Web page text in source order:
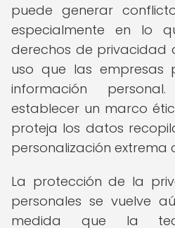
puede generar
especialmente en lo
derechos de privacidad
uso que las empresas
información
establecer un marco
proteja los datos
personalización extrema
La protección de la
personales se vuelve
medida que la